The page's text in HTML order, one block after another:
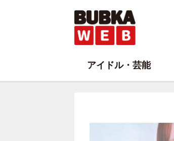
アイドル・芸能